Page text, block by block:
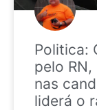
Politica:
pelo
nas
liderá o